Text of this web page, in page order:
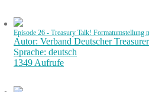
Episode 26 - Treasury Talk! Formatumstellung
Autor: Verband Deutscher
Sprache: deutsch
1349 Aufrufe